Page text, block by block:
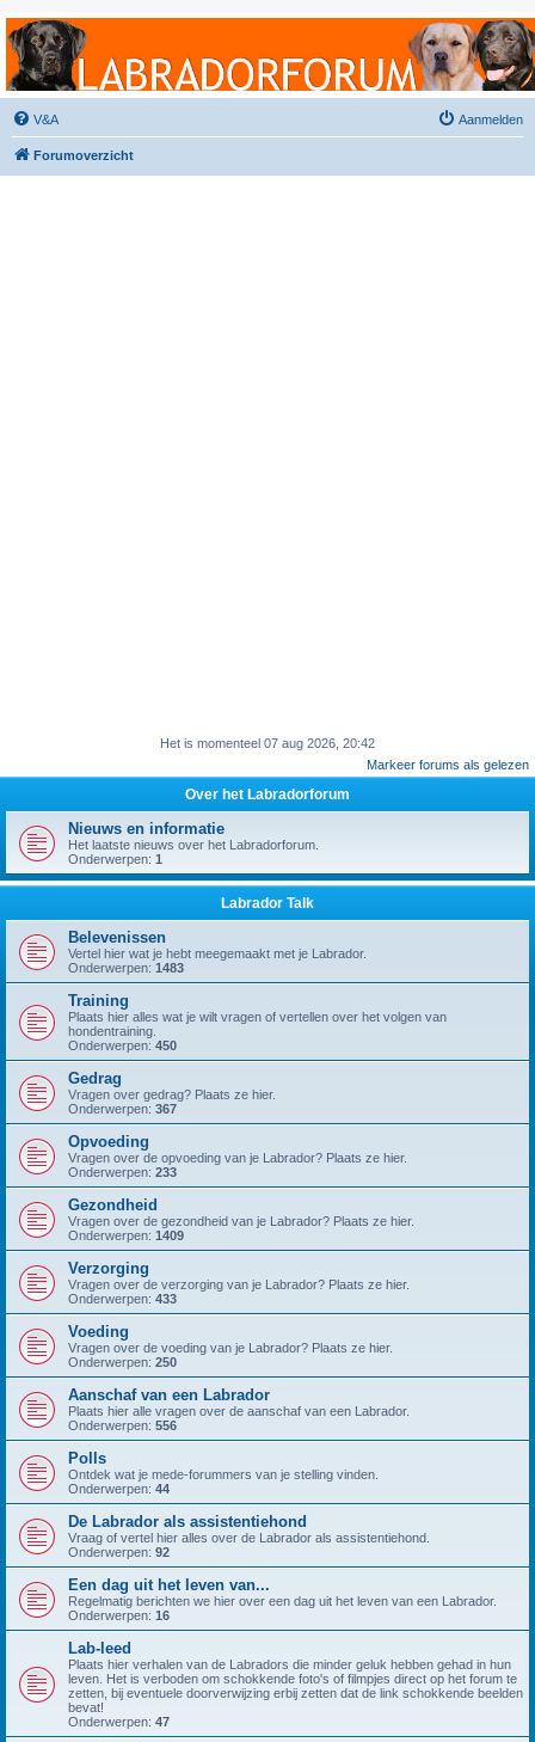
Labradorforum
Het gezelligste Labradorforum van Nederland en België!
V&A Aanmelden
Forumoverzicht
Het is momenteel 07 aug 2026, 20:42
Markeer forums als gelezen
Over het Labradorforum
Nieuws en informatie
Het laatste nieuws over het Labradorforum.
Onderwerpen: 1
Labrador Talk
Belevenissen
Vertel hier wat je hebt meegemaakt met je Labrador.
Onderwerpen: 1483
Training
Plaats hier alles wat je wilt vragen of vertellen over het volgen van
hondentraining.
Onderwerpen: 450
Gedrag
Vragen over gedrag? Plaats ze hier.
Onderwerpen: 367
Opvoeding
Vragen over de opvoeding van je Labrador? Plaats ze hier.
Onderwerpen: 233
Gezondheid
Vragen over de gezondheid van je Labrador? Plaats ze hier.
Onderwerpen: 1409
Verzorging
Vragen over de verzorging van je Labrador? Plaats ze hier.
Onderwerpen: 433
Voeding
Vragen over de voeding van je Labrador? Plaats ze hier.
Onderwerpen: 250
Aanschaf van een Labrador
Plaats hier alle vragen over de aanschaf van een Labrador.
Onderwerpen: 556
Polls
Ontdek wat je mede-forummers van je stelling vinden.
Onderwerpen: 44
De Labrador als assistentiehond
Vraag of vertel hier alles over de Labrador als assistentiehond.
Onderwerpen: 92
Een dag uit het leven van...
Regelmatig berichten we hier over een dag uit het leven van een Labrador.
Onderwerpen: 16
Lab-leed
Plaats hier verhalen van de Labradors die minder geluk hebben gehad in hun
leven. Het is verboden om schokkende foto's of filmpjes direct op het forum te
zetten, bij eventuele doorverwijzing erbij zetten dat de link schokkende beelden
bevat!
Onderwerpen: 47